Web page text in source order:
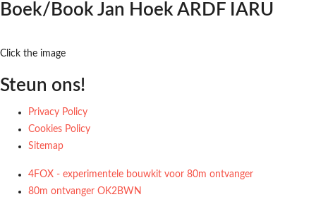
Boek/Book Jan Hoek ARDF IARU
Click the image
Steun ons!
Privacy Policy
Cookies Policy
Sitemap
4FOX - experimentele bouwkit voor 80m ontvanger
80m ontvanger OK2BWN